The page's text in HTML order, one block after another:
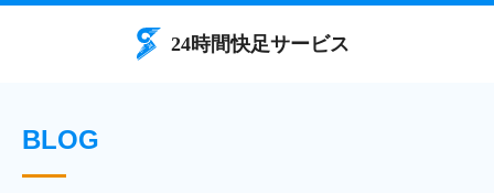
BLOG